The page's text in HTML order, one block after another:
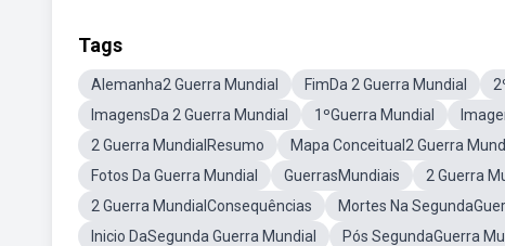
Tags
Alemanha2 Guerra Mundial FimDa 2 Guerra Mundial
ImagensDa 2 Guerra Mundial
1ºGuerra Mundial
2 Guerra MundialResumo
Mapa Conceitual2 Guerra
Fotos Da Guerra Mundial
GuerrasMundiais 2 Guerra
2 Guerra MundialConsequências
Mortes Na
Inicio DaSegunda Guerra Mundial
Pós SegundaGuerra